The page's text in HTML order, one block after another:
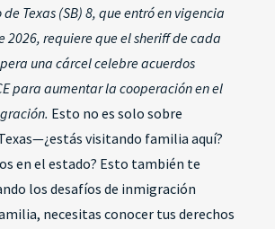
Texas (SB) 8, que entró en vigencia
2026, requiere que el sheriff de cada
una cárcel celebre acuerdos
para aumentar la cooperación en el
Esto no es solo sobre
visitando familia aquí?
en el estado? Esto también te
los desafíos de inmigración
necesitas conocer tus derechos